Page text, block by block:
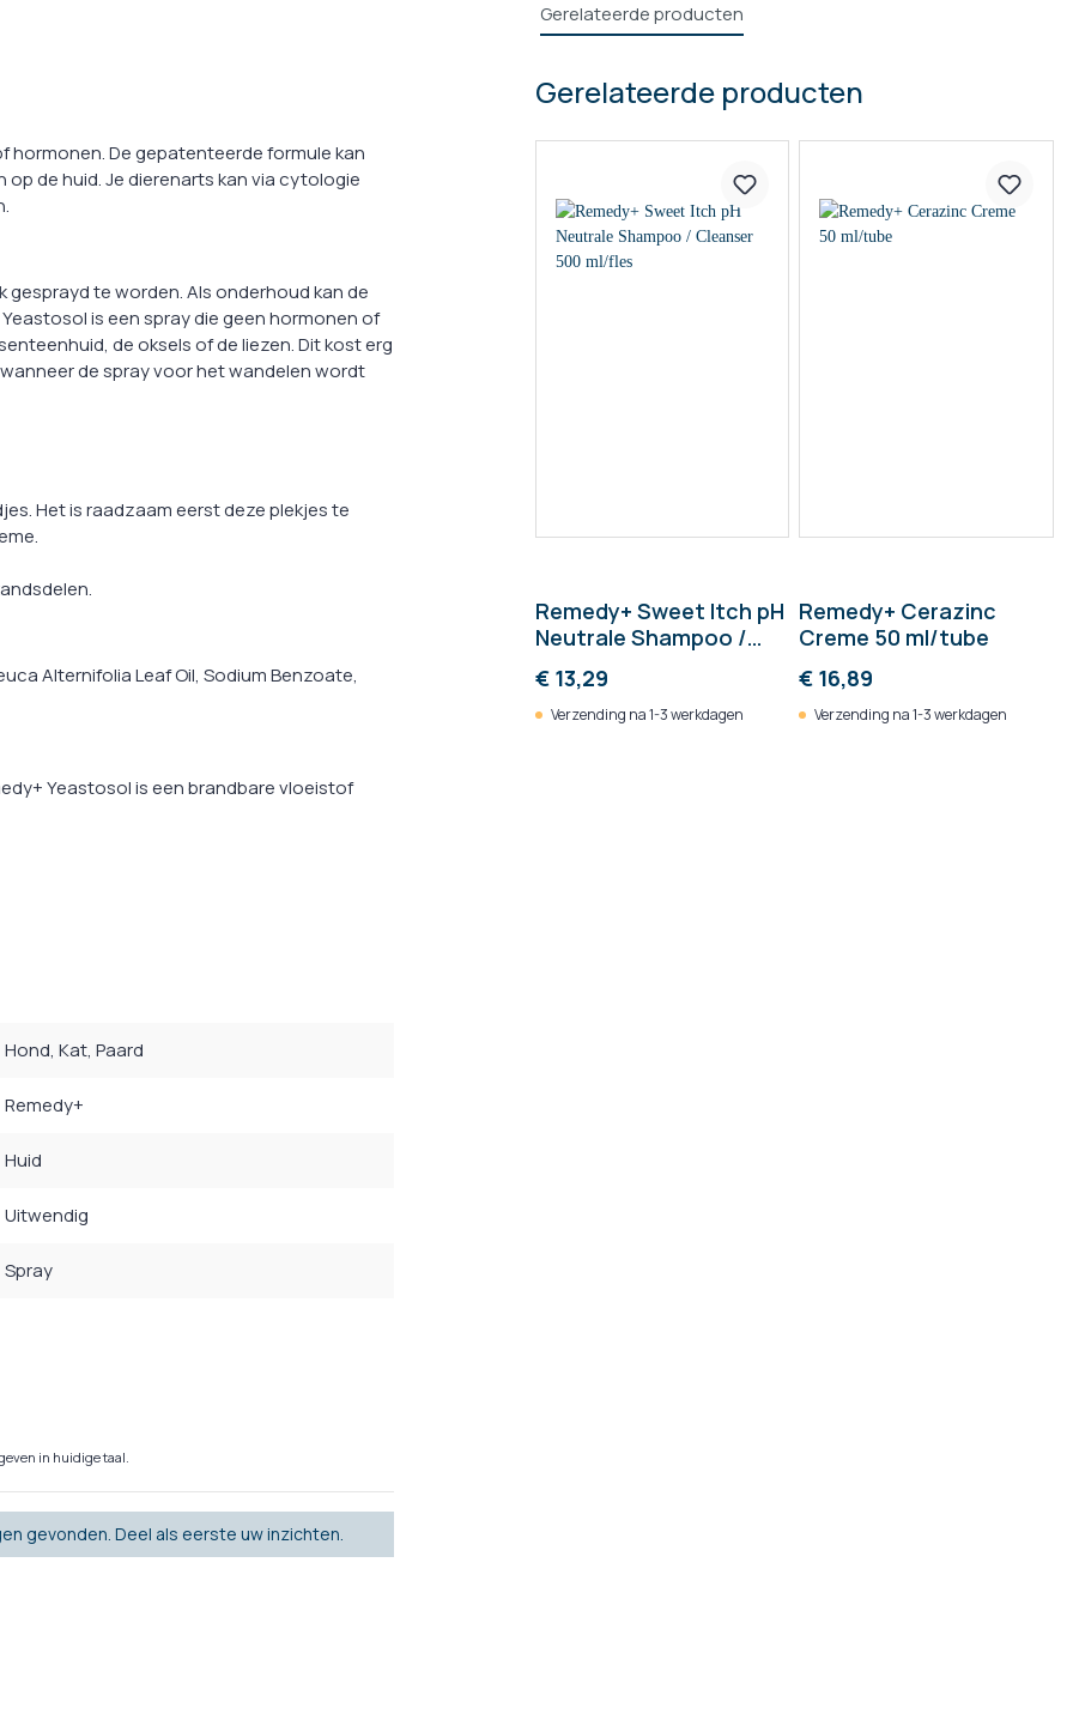
hormonen. De gepatenteerde formule kan
de huid. Je dierenarts kan via cytologie
te worden. Als onderhoud kan de
is een spray die geen hormonen of
de oksels of de liezen. Dit kost erg
de spray voor het wandelen wordt
Het is raadzaam eerst deze plekjes te
Alternifolia Leaf Oil, Sodium Benzoate,
Yeastosol is een brandbare vloeistof
Hond, Kat, Paard
Remedy+
Huid
Uitwendig
Spray
in huidige taal.
gevonden. Deel als eerste uw inzichten.
Gerelateerde producten
Gerelateerde producten
Remedy+ Sweet Itch pH
Neutrale Shampoo /
Cleanser 500 ml/fles
€ 13,29
Verzending na 1-3 werkdagen
Remedy+ Cerazinc
Creme 50 ml/tube
€ 16,89
Verzending na 1-3 werkdagen